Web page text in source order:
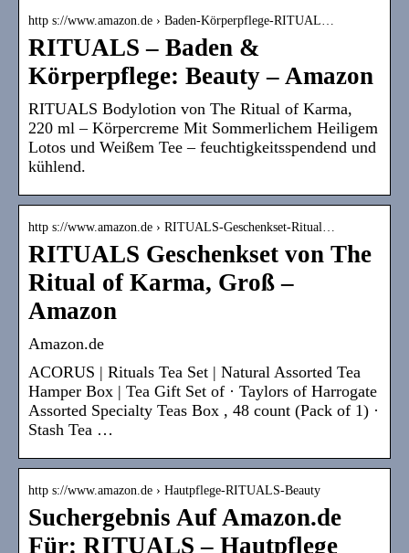
http s://www.amazon.de › Baden-Körperpflege-RITUAL…
RITUALS – Baden &
Körperpflege: Beauty – Amazon
RITUALS Bodylotion von The Ritual of Karma,
220 ml – Körpercreme Mit Sommerlichem Heiligem
Lotos und Weißem Tee – feuchtigkeitsspendend und
kühlend.
http s://www.amazon.de › RITUALS-Geschenkset-Ritual…
RITUALS Geschenkset von The
Ritual of Karma, Groß –
Amazon
Amazon.de
ACORUS | Rituals Tea Set | Natural Assorted Tea
Hamper Box | Tea Gift Set of · Taylors of Harrogate
Assorted Specialty Teas Box , 48 count (Pack of 1) ·
Stash Tea …
http s://www.amazon.de › Hautpflege-RITUALS-Beauty
Suchergebnis Auf Amazon.de
Für: RITUALS – Hautpflege